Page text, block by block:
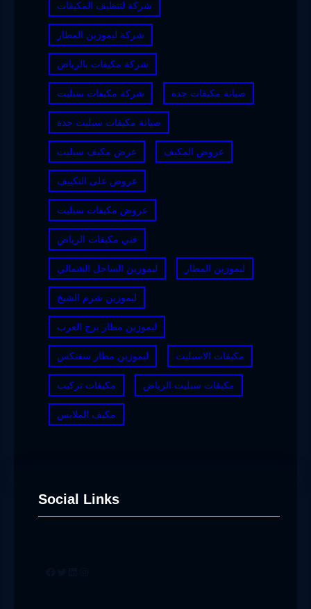
شركة لتنظيف المكيفات
شركة ليموزين المطار
شركة مكيفات بالرياض
شركة مكيفات سبليت صيانة مكيفات جدة
صيانة مكيفات سبليت جدة
عرض مكيف سبليت عروض المكيف
عروض على التكييف
عروض مكيفات سبليت
فني مكيفات الرياض
ليموزين الساحل الشمالي ليموزين المطار
ليموزين شرم الشيخ
ليموزين مطار برج العرب
ليموزين مطار سفنكس مكيفات الاسبليت
مكيفات تركيب مكيفات سبليت الرياض
مكيف الملابس
Social Links